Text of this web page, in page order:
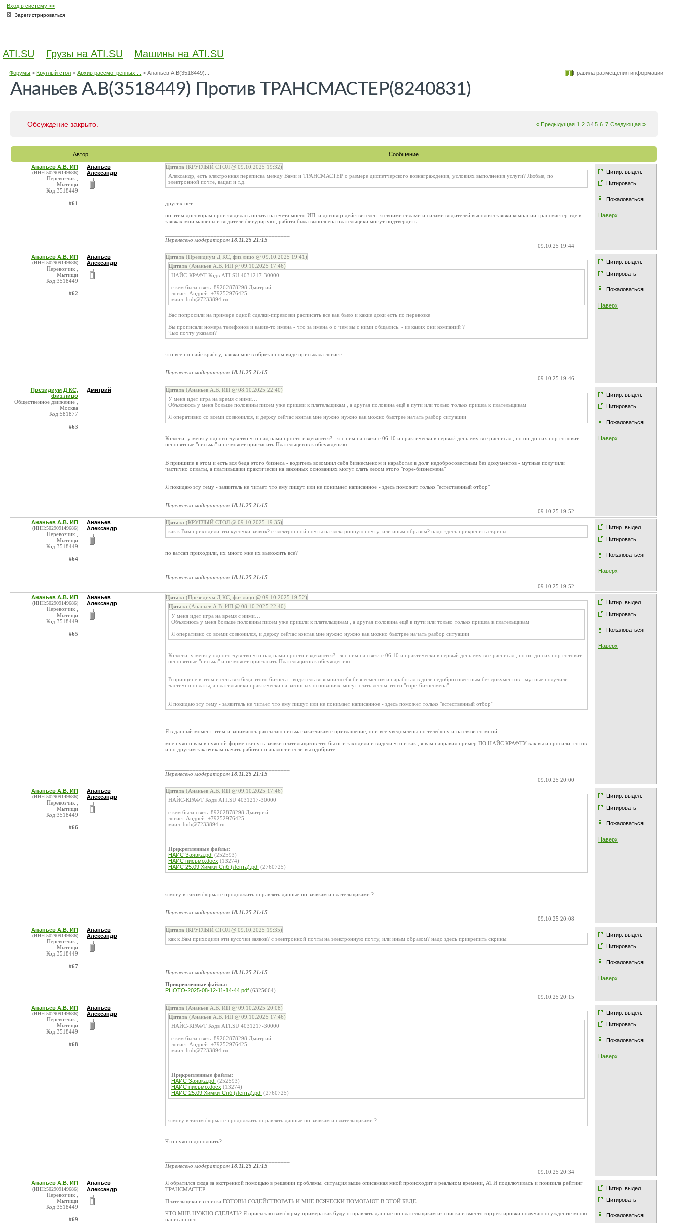
Вход в систему >>
Зарегистрироваться
ATI.SU Грузы на ATI.SU Машины на ATI.SU
Форумы >Круглый стол >Архив рассмотренных ... >Ананьев А.В(3518449)... Правила размещения информации
Ананьев А.В(3518449) Против ТРАНСМАСТЕР(8240831)
Обсуждение закрыто. « Предыдущая 1 2 345 6 7 Следующая »
Автор Сообщение
Цитир. выдел.
Цитировать
Пожаловаться
Наверх
Ананьев А.В. ИП
(ИНН:502909149686)
Перевозчик ,
Мытищи
Код:3518449
#61
Ананьев
Александр
Цитата (КРУГЛЫЙ СТОЛ @ 09.10.2025 19:32)
Александр, есть электронная переписка между Вами и ТРАНСМАСТЕР о размере диспетчерского вознаграждения, условиях выполнения услуги? Любые, по
электронной почте, вацап и т.д.
других нет
по этим договорам производилась оплата на счета моего ИП, и договор действителен: я своими силами и силами водителей выполнял заявки компании трансмастер где в
заявках мои машины и водители фигурируют, работа была выполнена плательщики могут подтвердить
Перенесено модератором 18.11.25 21:15
09.10.25 19:44
Цитир. выдел.
Цитировать
Пожаловаться
Наверх
Ананьев А.В. ИП
(ИНН:502909149686)
Перевозчик ,
Мытищи
Код:3518449
#62
Ананьев
Александр
Цитата (Президиум Д КС, физ.лицо @ 09.10.2025 19:41)
Цитата (Ананьев А.В. ИП @ 09.10.2025 17:46)
НАЙС-КРАФТ Кодв ATI.SU 4031217-30000
с кем была связь: 89262878298 Дмитрий
логист Андрей: +79252976425
маил: buh@7233894.ru
Вас попросили на примере одной сделки-ппревозки расписать все как было и какие доки есть по перевозке
Вы прописали номера телефонов и какие-то имена - что за имена о о чем вы с ними общались. - из каких они компаний ?
Чью почту указали?
это все по найс крафту, заявки мне в обрезанном виде присылала логист
Перенесено модератором 18.11.25 21:15
09.10.25 19:46
Цитир. выдел.
Цитировать
Пожаловаться
Наверх
Президиум Д КС,
физ.лицо
Общественное движение ,
Москва
Код:581877
#63
Дмитрий Цитата (Ананьев А.В. ИП @ 08.10.2025 22:40)
У меня идет игра на время с ними…
Объяснюсь у меня больше половины писем уже пришли к плательщикам , а другая половина ещё в пути или только только пришла к плательщикам
Я оперативно со всеми созвонился, и держу сейчас контак мне нужно нужно как можно быстрее начать разбор ситуации
Коллеги, у меня у одного чувство что над нами просто издеваются? - я с ним на связи с 06.10 и практически в первый день ему все расписал , но он до сих пор готовит
непонятные "письма" и не может пригласить Плательщиков к обсуждению
В принципе в этом и есть вся беда этого бизнеса - водитель возомнил себя бизнесменом и наработал в долг недобросовестным без документов - мутные получили
частично оплаты, а платильшики практически на законных основаниях могут слать лесом этого "горе-бизнесмена"
Я покидаю эту тему - заявитель не читает что ему пишут или не понимает написанное - здесь поможет только "естественный отбор"
Перенесено модератором 18.11.25 21:15
09.10.25 19:52
Цитир. выдел.
Цитировать
Пожаловаться
Наверх
Ананьев А.В. ИП
(ИНН:502909149686)
Перевозчик ,
Мытищи
Код:3518449
#64
Ананьев
Александр
Цитата (КРУГЛЫЙ СТОЛ @ 09.10.2025 19:35)
как к Вам приходили эти кусочки заявок? с электронной почты на электронную почту, или иным образом? надо здесь прикрепить скрины
по ватсап приходили, их много мне их выложить все?
Перенесено модератором 18.11.25 21:15
09.10.25 19:52
Цитир. выдел.
Цитировать
Пожаловаться
Наверх
Ананьев А.В. ИП
(ИНН:502909149686)
Перевозчик ,
Мытищи
Код:3518449
#65
Ананьев
Александр
Цитата (Президиум Д КС, физ.лицо @ 09.10.2025 19:52)
Цитата (Ананьев А.В. ИП @ 08.10.2025 22:40)
У меня идет игра на время с ними…
Объяснюсь у меня больше половины писем уже пришли к плательщикам , а другая половина ещё в пути или только только пришла к плательщикам
Я оперативно со всеми созвонился, и держу сейчас контак мне нужно нужно как можно быстрее начать разбор ситуации
Коллеги, у меня у одного чувство что над нами просто издеваются? - я с ним на связи с 06.10 и практически в первый день ему все расписал , но он до сих пор готовит
непонятные "письма" и не может пригласить Плательщиков к обсуждению
В принципе в этом и есть вся беда этого бизнеса - водитель возомнил себя бизнесменом и наработал в долг недобросовестным без документов - мутные получили
частично оплаты, а платильшики практически на законных основаниях могут слать лесом этого "горе-бизнесмена"
Я покидаю эту тему - заявитель не читает что ему пишут или не понимает написанное - здесь поможет только "естественный отбор"
Я в данный момент этим и занимаюсь рассылаю письма заказчикам с приглашение, они все уведомлены по телефону и на связи со мной
мне нужно вам в нужной форме скинуть заявки платильщиков что бы они заходили и видели что и как , я вам направил пример ПО НАЙС КРАФТУ как вы и просили, готов
и по другим заказчикам начать работа по аналогии если вы одобрите
Перенесено модератором 18.11.25 21:15
09.10.25 20:00
Цитир. выдел.
Цитировать
Пожаловаться
Наверх
Ананьев А.В. ИП
(ИНН:502909149686)
Перевозчик ,
Мытищи
Код:3518449
#66
Ананьев
Александр
Цитата (Ананьев А.В. ИП @ 09.10.2025 17:46)
НАЙС-КРАФТ Кодв ATI.SU 4031217-30000
с кем была связь: 89262878298 Дмитрий
логист Андрей: +79252976425
маил: buh@7233894.ru
Прикрепленные файлы:
НАЙС Заявка.pdf (252593)
НАЙС письмо.docx (13274)
НАЙС 25.09 Химки-Спб (Лента).pdf (2760725)
я могу в таком формате продолжить оправлять данные по заявкам и плательщиками ?
Перенесено модератором 18.11.25 21:15
09.10.25 20:08
Цитир. выдел.
Цитировать
Пожаловаться
Наверх
Ананьев А.В. ИП
(ИНН:502909149686)
Перевозчик ,
Мытищи
Код:3518449
#67
Ананьев
Александр
Цитата (КРУГЛЫЙ СТОЛ @ 09.10.2025 19:35)
как к Вам приходили эти кусочки заявок? с электронной почты на электронную почту, или иным образом? надо здесь прикрепить скрины
Перенесено модератором 18.11.25 21:15
Прикрепленные файлы:
PHOTO-2025-08-12-11-14-44.pdf (6325664)
09.10.25 20:15
Цитир. выдел.
Цитировать
Пожаловаться
Наверх
Ананьев А.В. ИП
(ИНН:502909149686)
Перевозчик ,
Мытищи
Код:3518449
#68
Ананьев
Александр
Цитата (Ананьев А.В. ИП @ 09.10.2025 20:08)
Цитата (Ананьев А.В. ИП @ 09.10.2025 17:46)
НАЙС-КРАФТ Кодв ATI.SU 4031217-30000
с кем была связь: 89262878298 Дмитрий
логист Андрей: +79252976425
маил: buh@7233894.ru
Прикрепленные файлы:
НАЙС Заявка.pdf (252593)
НАЙС письмо.docx (13274)
НАЙС 25.09 Химки-Спб (Лента).pdf (2760725)
я могу в таком формате продолжить оправлять данные по заявкам и плательщиками ?
Что нужно дополнить?
Перенесено модератором 18.11.25 21:15
09.10.25 20:34
Цитир. выдел.
Цитировать
Пожаловаться
Ананьев А.В. ИП
(ИНН:502909149686)
Перевозчик ,
Мытищи
Код:3518449
#69
Ананьев
Александр
Я обратился сюда за экстренной помощью в решении проблемы, ситуация выше описанная мной происходит в реальном времени, АТИ подключилась и понизила рейтинг
ТРАНСМАСТЕР
Плательщики из списка ГОТОВЫ СОДЕЙСТВОВАТЬ И МНЕ ВСЯЧЕСКИ ПОМОГАЮТ В ЭТОЙ БЕДЕ
ЧТО МНЕ НУЖНО СДЕЛАТЬ? Я присылаю вам форму примера как буду отправлять данные по плательщикам из списка и вместо корректировки получаю осуждение мною
написанного